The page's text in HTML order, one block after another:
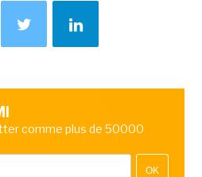
comme plus de 50000
OK